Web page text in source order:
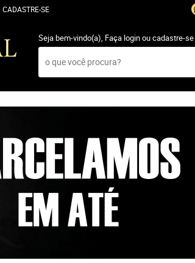
CADASTRE-SE
Seja bem-vindo(a), Faça loginoucadastre-se